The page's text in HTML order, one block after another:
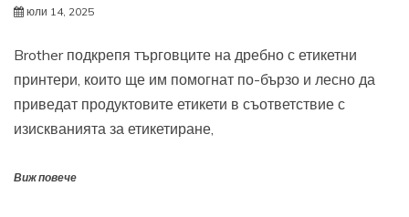
юли 14, 2025
Brother подкрепя търговците на дребно с етикетни
принтери, които ще им помогнат по-бързо и лесно да
приведат продуктовите етикети в съответствие с
изискванията за етикетиране,
Виж повече